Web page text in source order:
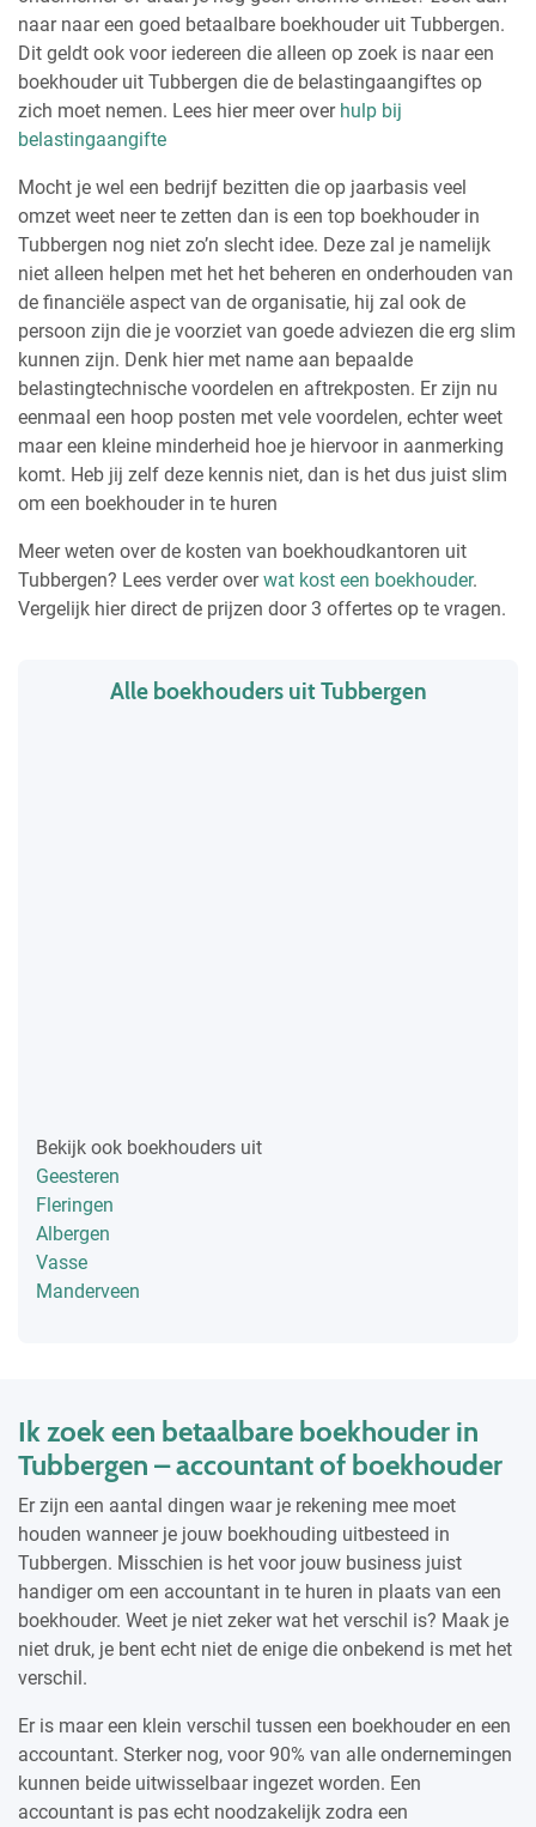
naar naar een goed betaalbare boekhouder uit Tubbergen.
Dit geldt ook voor iedereen die alleen op zoek is naar een
boekhouder uit Tubbergen die de belastingaangiftes op
zich moet nemen. Lees hier meer over hulp bij
belastingaangifte
Mocht je wel een bedrijf bezitten die op jaarbasis veel
omzet weet neer te zetten dan is een top boekhouder in
Tubbergen nog niet zo’n slecht idee. Deze zal je namelijk
niet alleen helpen met het het beheren en onderhouden van
de financiële aspect van de organisatie, hij zal ook de
persoon zijn die je voorziet van goede adviezen die erg slim
kunnen zijn. Denk hier met name aan bepaalde
belastingtechnische voordelen en aftrekposten. Er zijn nu
eenmaal een hoop posten met vele voordelen, echter weet
maar een kleine minderheid hoe je hiervoor in aanmerking
komt. Heb jij zelf deze kennis niet, dan is het dus juist slim
om een boekhouder in te huren
Meer weten over de kosten van boekhoudkantoren uit
Tubbergen? Lees verder overwat kost een boekhouder.
Vergelijk hier direct de prijzen door 3 offertes op te vragen.
Alle boekhouders uit Tubbergen
Bekijk ook boekhouders uit
Geesteren
Fleringen
Albergen
Vasse
Manderveen
Ik zoek een betaalbare boekhouder in
Tubbergen – accountant of boekhouder
Er zijn een aantal dingen waar je rekening mee moet
houden wanneer je jouw boekhouding uitbesteed in
Tubbergen. Misschien is het voor jouw business juist
handiger om een accountant in te huren in plaats van een
boekhouder. Weet je niet zeker wat het verschil is? Maak je
niet druk, je bent echt niet de enige die onbekend is met het
verschil.
Er is maar een klein verschil tussen een boekhouder en een
accountant. Sterker nog, voor 90% van alle ondernemingen
kunnen beide uitwisselbaar ingezet worden. Een
accountant is pas echt noodzakelijk zodra een